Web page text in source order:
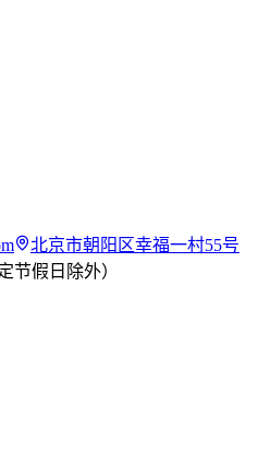
北京市朝阳区幸福一村55号
节假日除外）